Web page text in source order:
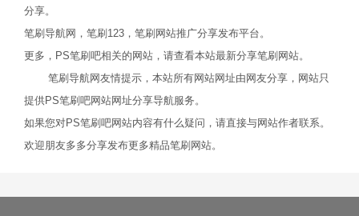
分享。
笔刷导航网，笔刷123，笔刷网站推广分享发布平台。
更多，PS笔刷吧相关的网站，请查看本站最新分享笔刷网站。
笔刷导航网友情提示，本站所有网站网址由网友分享，网站只
提供PS笔刷吧网站网址分享导航服务。
如果您对PS笔刷吧网站内容有什么疑问，请直接与网站作者联系。
欢迎朋友多多分享发布更多精品笔刷网站。